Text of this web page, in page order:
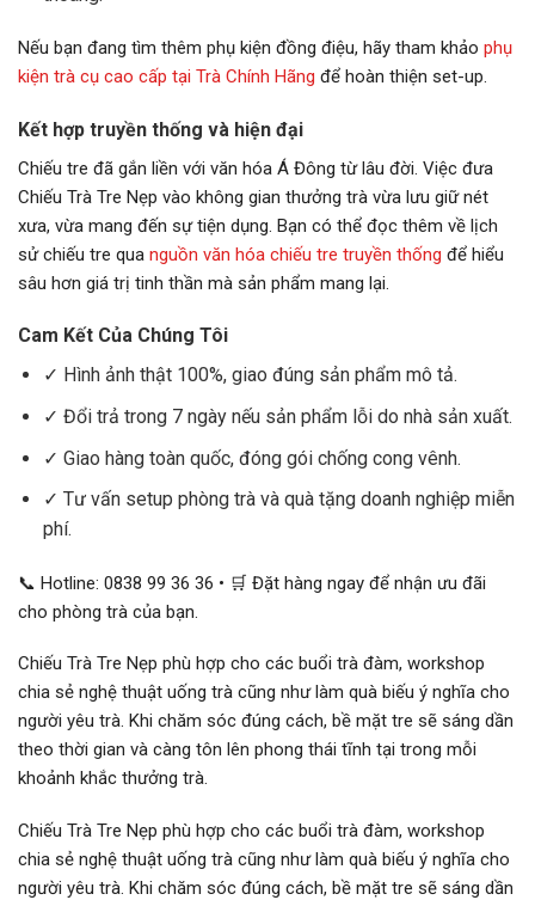
Nếu bạn đang tìm thêm phụ kiện đồng điệu, hãy tham khảo phụ
kiện trà cụ cao cấp tại Trà Chính Hãng để hoàn thiện set-up.
Kết hợp truyền thống và hiện đại
Chiếu tre đã gắn liền với văn hóa Á Đông từ lâu đời. Việc đưa
Chiếu Trà Tre Nẹp vào không gian thưởng trà vừa lưu giữ nét
xưa, vừa mang đến sự tiện dụng. Bạn có thể đọc thêm về lịch
sử chiếu tre qua nguồn văn hóa chiếu tre truyền thống để hiểu
sâu hơn giá trị tinh thần mà sản phẩm mang lại.
Cam Kết Của Chúng Tôi
✓ Hình ảnh thật 100%, giao đúng sản phẩm mô tả.
✓ Đổi trả trong 7 ngày nếu sản phẩm lỗi do nhà sản xuất.
✓ Giao hàng toàn quốc, đóng gói chống cong vênh.
✓ Tư vấn setup phòng trà và quà tặng doanh nghiệp miễn
phí.
📞 Hotline: 0838 99 36 36 • 🛒 Đặt hàng ngay để nhận ưu đãi
cho phòng trà của bạn.
Chiếu Trà Tre Nẹp phù hợp cho các buổi trà đàm, workshop
chia sẻ nghệ thuật uống trà cũng như làm quà biếu ý nghĩa cho
người yêu trà. Khi chăm sóc đúng cách, bề mặt tre sẽ sáng dần
theo thời gian và càng tôn lên phong thái tĩnh tại trong mỗi
khoảnh khắc thưởng trà.
Chiếu Trà Tre Nẹp phù hợp cho các buổi trà đàm, workshop
chia sẻ nghệ thuật uống trà cũng như làm quà biếu ý nghĩa cho
người yêu trà. Khi chăm sóc đúng cách, bề mặt tre sẽ sáng dần